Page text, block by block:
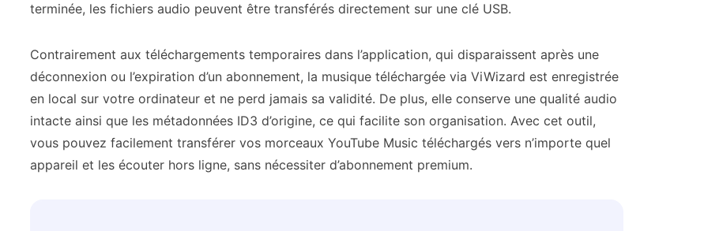
terminée, les fichiers audio peuvent être transférés directement sur une clé USB.
Contrairement aux téléchargements temporaires dans l’application, qui disparaissent après une
déconnexion ou l’expiration d’un abonnement, la musique téléchargée via ViWizard est enregistrée
en local sur votre ordinateur et ne perd jamais sa validité. De plus, elle conserve une qualité audio
intacte ainsi que les métadonnées ID3 d’origine, ce qui facilite son organisation. Avec cet outil,
vous pouvez facilement transférer vos morceaux YouTube Music téléchargés vers n’importe quel
appareil et les écouter hors ligne, sans nécessiter d’abonnement premium.